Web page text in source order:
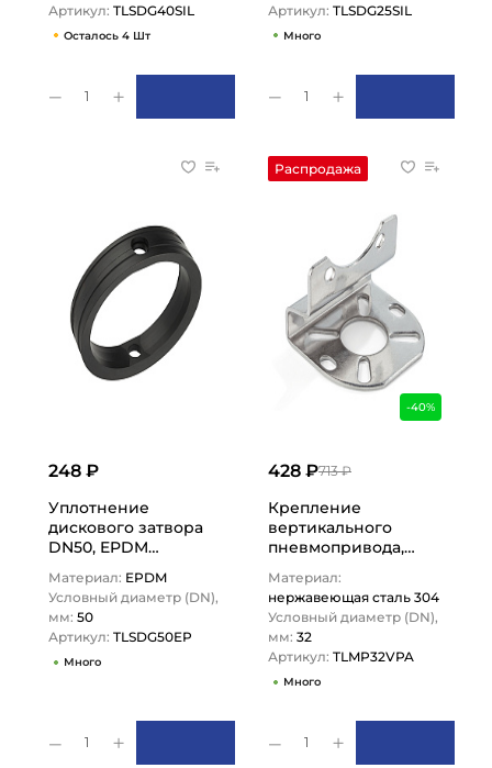
Артикул: TLSDG40SIL
Осталось 4 Шт
1
Артикул: TLSDG25SIL
Много
1
248 ₽
Уплотнение
дискового затвора
DN50, EPDM
TLSDG50EP TITAN…
Материал: EPDM
Условный диаметр (DN),
мм: 50
Артикул: TLSDG50EP
Много
1
Распродажа
-40%
713 ₽
428 ₽
Крепление
вертикального
пневмопривода,
32, TLMP32VPA
TITAN…
Материал:
нержавеющая сталь 304
Условный диаметр (DN),
мм: 32
Артикул: TLMP32VPA
Много
1